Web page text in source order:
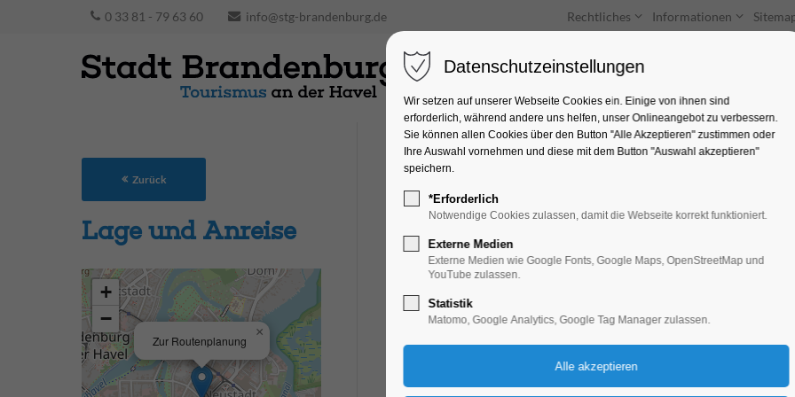
0 33 81 - 79 63 60 info@stg-brandenburg.de Rechtliches Informationen
Unterkünfte Entdecken & Erleben
New Look
Steinstraße 17, 14776 Brandenburg
Zurück
Lage und Anreise
Zur Routenplanung
×
+
−
Datenschutzeinstellungen
Wir setzen auf unserer Webseite Cookies ein. Einige von ihnen sind
erforderlich, während andere uns helfen, unser Onlineangebot zu verbessern.
Sie können allen Cookies über den Button "Alle Akzeptieren" zustimmen oder
Ihre Auswahl vornehmen und diese mit dem Button "Auswahl akzeptieren"
speichern.
*Erforderlich
Notwendige Cookies zulassen, damit die Webseite korrekt funktioniert.
Externe Medien
Externe Medien wie Google Fonts, Google Maps, OpenStreetMap und
YouTube zulassen.
Statistik
Matomo, Google Analytics, Google Tag Manager zulassen.